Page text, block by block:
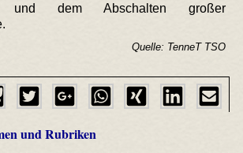
und dem Abschalten großer
Quelle: TenneT TSO
und Rubriken